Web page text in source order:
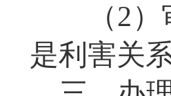
（2
是利害关